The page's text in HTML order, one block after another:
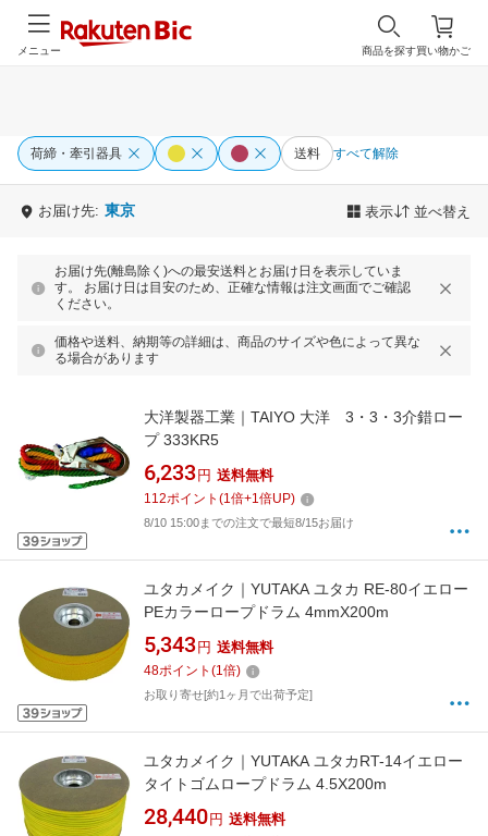
買い物かご
商品を探す
メニュー
荷締・牽引器具 送料 すべて解除
お届け先: 東京 表示 並べ替え
お届け先(離島除く)への最安送料とお届け日を表示していま
す。 お届け日は目安のため、正確な情報は注文画面でご確認
ください。
価格や送料、納期等の詳細は、商品のサイズや色によって異な
る場合があります
大洋製器工業｜TAIYO 大洋 3・3・3介錯ロー
プ 333KR5
6,233 円 送料無料
112ポイント (1倍+1倍UP)
8/10 15:00までの注文で最短8/15お届け
ユタカメイク｜YUTAKA ユタカ RE-80イエロー
PEカラーロープドラム 4mmX200m
5,343 円 送料無料
48ポイント (1倍)
お取り寄せ[約1ヶ月で出荷予定]
ユタカメイク｜YUTAKA ユタカRT-14イエロー
タイトゴムロープドラム 4.5X200m
28,440 円 送料無料